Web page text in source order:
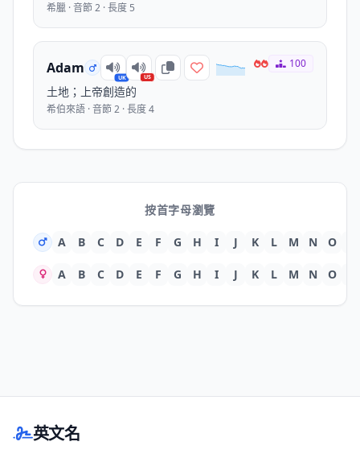
希臘 · 音節 2 · 長度 5
Adam
UK US
土地；上帝創造的
希伯來語 · 音節 2 · 長度 4
100
按首字母瀏覽
A B C D E F G H I J K L M N O
A B C D E F G H I J K L M N O
英文名